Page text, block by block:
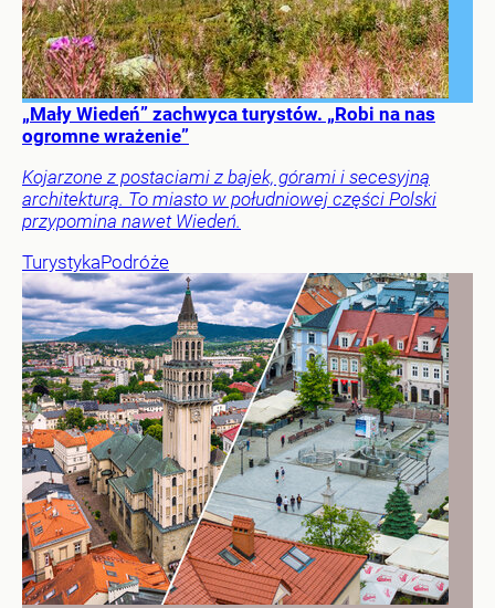
„Mały Wiedeń” zachwyca turystów. „Robi na nas
ogromne wrażenie”
Kojarzone z postaciami z bajek, górami i secesyjną
architekturą. To miasto w południowej części Polski
przypomina nawet Wiedeń.
TurystykaPodróże